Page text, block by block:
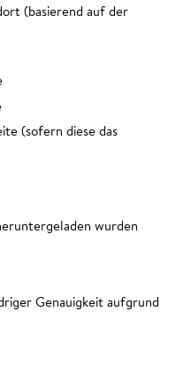
(basierend auf der
(sofern diese das
wurden
Genauigkeit aufgrund